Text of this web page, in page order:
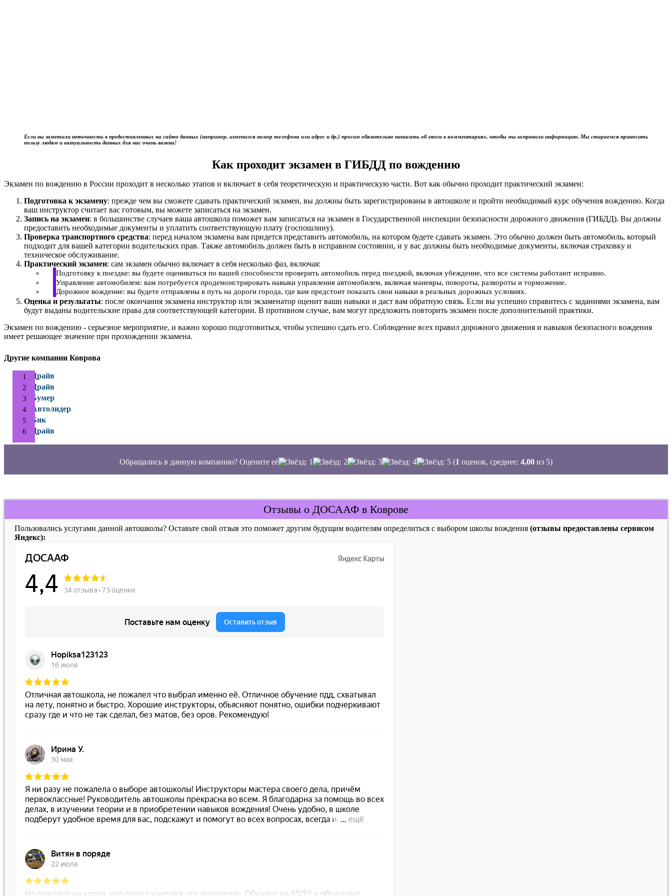
Если вы заметили неточность в предоставленных на сайте данных (например, изменился номер телефона или адрес и др.) просим обязательно написать об этом в комментариях, чтобы мы исправили информацию. Мы стараемся приносить
пользу людям и актуальность данных для нас очень важна!
Как проходит экзамен в ГИБДД по вождению
Экзамен по вождению в России проходит в несколько этапов и включает в себя теоретическую и практическую части. Вот как обычно проходит практический экзамен:
Подготовка к экзамену: прежде чем вы сможете сдавать практический экзамен, вы должны быть зарегистрированы в автошколе и пройти необходимый курс обучения вождению. Когда
ваш инструктор считает вас готовым, вы можете записаться на экзамен.
Запись на экзамен: в большинстве случаев ваша автошкола поможет вам записаться на экзамен в Государственной инспекции безопасности дорожного движения (ГИБДД). Вы должны
предоставить необходимые документы и уплатить соответствующую плату (госпошлину).
Проверка транспортного средства: перед началом экзамена вам придется представить автомобиль, на котором будете сдавать экзамен. Это обычно должен быть автомобиль, который
подходит для вашей категории водительских прав. Также автомобиль должен быть в исправном состоянии, и у вас должны быть необходимые документы, включая страховку и
техническое обслуживание.
Практический экзамен: сам экзамен обычно включает в себя несколько фаз, включая:
Подготовку к поездке: вы будете оцениваться по вашей способности проверить автомобиль перед поездкой, включая убеждение, что все системы работают исправно.
Управление автомобилем: вам потребуется продемонстрировать навыки управления автомобилем, включая маневры, повороты, развороты и торможение.
Дорожное вождение: вы будете отправлены в путь на дороги города, где вам предстоит показать свои навыки в реальных дорожных условиях.
Оценка и результаты: после окончания экзамена инструктор или экзаменатор оценит ваши навыки и даст вам обратную связь. Если вы успешно справитесь с заданиями экзамена, вам
будут выданы водительские права для соответствующей категории. В противном случае, вам могут предложить повторить экзамен после дополнительной практики.
Экзамен по вождению - серьезное мероприятие, и важно хорошо подготовиться, чтобы успешно сдать его. Соблюдение всех правил дорожного движения и навыков безопасного вождения
имеет решающее значение при прохождении экзамена.
Другие компании Коврова
Драйв
Драйв
Бумер
Автолидер
Бик
Драйв
Обращались в данную компанию? Оцените её (1 оценок, среднее: 4,00 из 5)
Отзывы о ДОСААФ в Коврове
Пользовались услугами данной автошколы? Оставьте свой отзыв это поможет другим будущим водителям определиться с выбором школы вождения (отзывы предоставлены сервисом
Яндекс):